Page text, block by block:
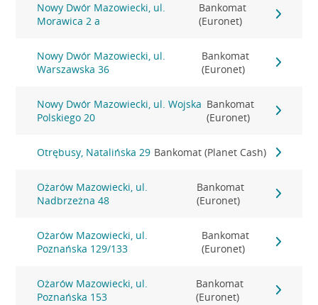
Nowy Dwór Mazowiecki, ul.
Morawica 2 a
Bankomat
(Euronet)
Nowy Dwór Mazowiecki, ul.
Warszawska 36
Bankomat
(Euronet)
Nowy Dwór Mazowiecki, ul. Wojska
Polskiego 20
Bankomat
(Euronet)
Otrębusy, Natalińska 29 Bankomat (Planet Cash)
Ożarów Mazowiecki, ul.
Nadbrzeżna 48
Bankomat
(Euronet)
Ożarów Mazowiecki, ul.
Poznańska 129/133
Bankomat
(Euronet)
Ożarów Mazowiecki, ul.
Poznańska 153
Bankomat
(Euronet)